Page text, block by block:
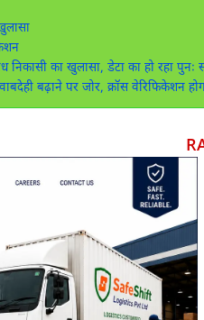
का खुलासा, डेटा का हो रहा पुनः
बढ़ाने पर जोर, क्रॉस वेरिफिकेशन